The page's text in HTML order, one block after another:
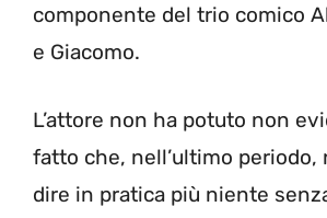
componente del trio comico
e Giacomo.
L’attore non ha potuto non
fatto che, nell’ultimo periodo,
dire in pratica più niente